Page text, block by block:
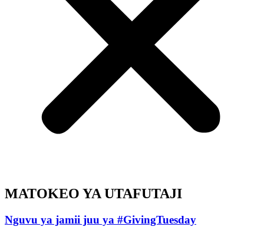
MATOKEO YA UTAFUTAJI
Nguvu ya jamii juu ya #GivingTuesday